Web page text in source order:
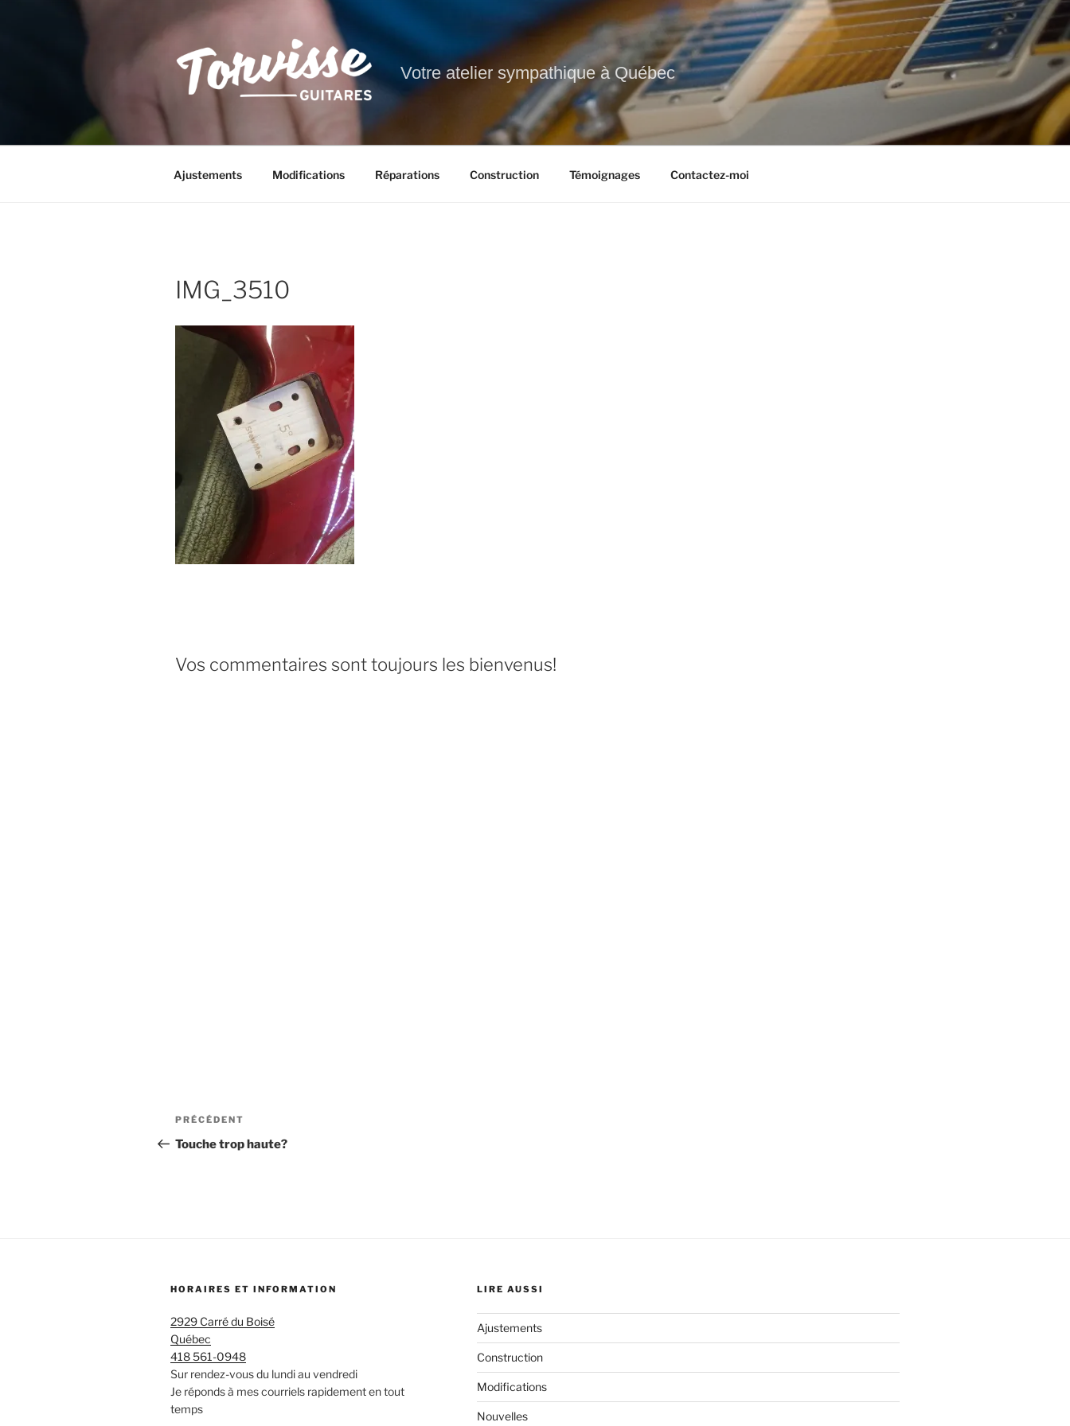
Votre atelier sympathique à Québec
Ajustements Modifications Réparations Construction Témoignages Contactez-moi
IMG_3510
Vos commentaires sont toujours les bienvenus!
Navigation
de
Article
précédent
PRÉCÉDENT
Touche trop haute?
HORAIRES ET INFORMATION
2929 Carré du Boisé
Québec
418 561-0948
Sur rendez-vous du lundi au vendredi
Je réponds à mes courriels rapidement en tout
temps
LIRE AUSSI
Ajustements
Construction
Modifications
Nouvelles